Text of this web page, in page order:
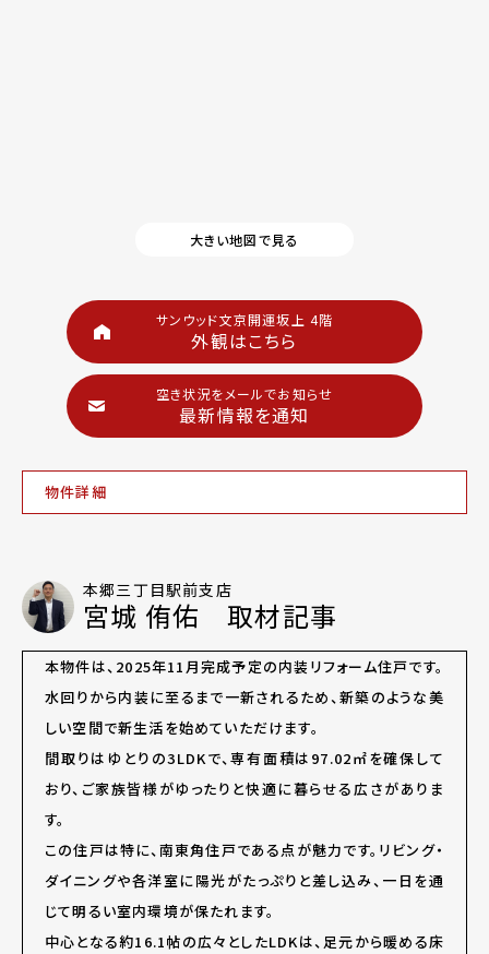
大きい地図で見る
サンウッド文京開運坂上 4階
外観はこちら
空き状況をメールでお知らせ
最新情報を通知
物件詳細
本郷三丁目駅前支店
宮城 侑佑 取材記事
本物件は、2025年11月完成予定の内装リフォーム住戸です。
水回りから内装に至るまで一新されるため、新築のような美
しい空間で新生活を始めていただけます。
間取りはゆとりの3LDKで、専有面積は97.02㎡を確保して
おり、ご家族皆様がゆったりと快適に暮らせる広さがありま
す。
この住戸は特に、南東角住戸である点が魅力です。リビング・
ダイニングや各洋室に陽光がたっぷりと差し込み、一日を通
じて明るい室内環境が保たれます。
中心となる約16.1帖の広々としたLDKは、足元から暖める床